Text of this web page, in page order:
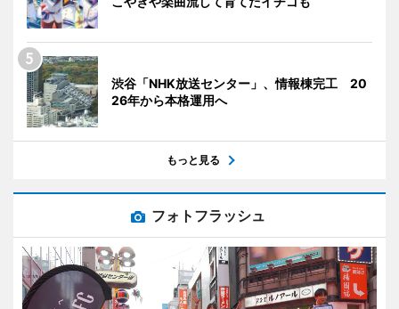
渋谷「NHK放送センター」、情報棟完工 20
26年から本格運用へ
もっと見る
フォトフラッシュ